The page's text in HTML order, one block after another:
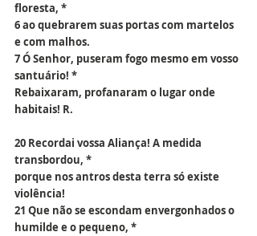
floresta, *
6 ao quebrarem suas portas com martelos
e com malhos.
7 Ó Senhor, puseram fogo mesmo em vosso
santuário! *
Rebaixaram, profanaram o lugar onde
habitais! R.
20 Recordai vossa Aliança! A medida
transbordou, *
porque nos antros desta terra só existe
violência!
21 Que não se escondam envergonhados o
humilde e o pequeno, *